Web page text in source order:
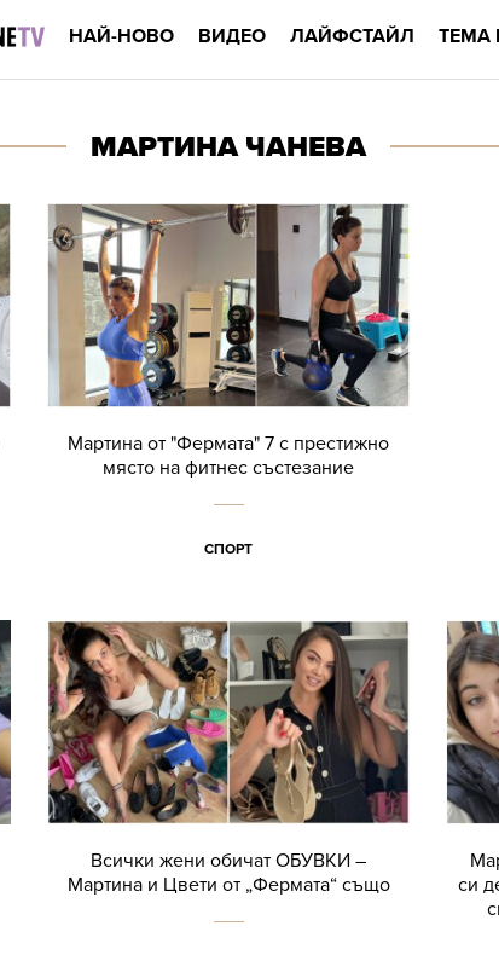
НАЙ-НОВО ВИДЕО ЛАЙФСТАЙЛ ТЕМА
МАРТИНА ЧАНЕВА
Мартина от "Фермата" 7 с престижно
място на фитнес състезание
СПОРТ
Всички жени обичат ОБУВКИ –
Мартина и Цвети от „Фермата“ също
си